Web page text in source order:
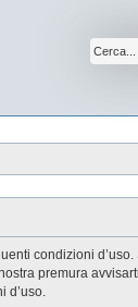
condizioni
premura
d’uso.